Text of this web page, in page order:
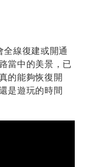
線復建或開通
當中的美景，已
的能夠恢復開
是遊玩的時間